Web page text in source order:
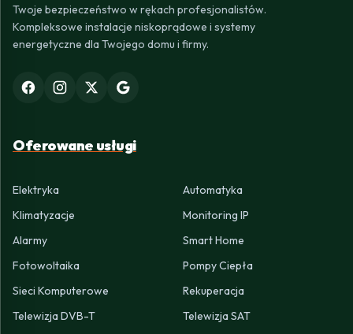
Twoje bezpieczeństwo w rękach profesjonalistów.
Kompleksowe instalacje niskoprądowe i systemy
energetyczne dla Twojego domu i firmy.
Oferowane usługi
Elektryka
Automatyka
Klimatyzacje
Monitoring IP
Alarmy
Smart Home
Fotowoltaika
Pompy Ciepła
Sieci Komputerowe
Rekuperacja
Telewizja DVB-T
Telewizja SAT